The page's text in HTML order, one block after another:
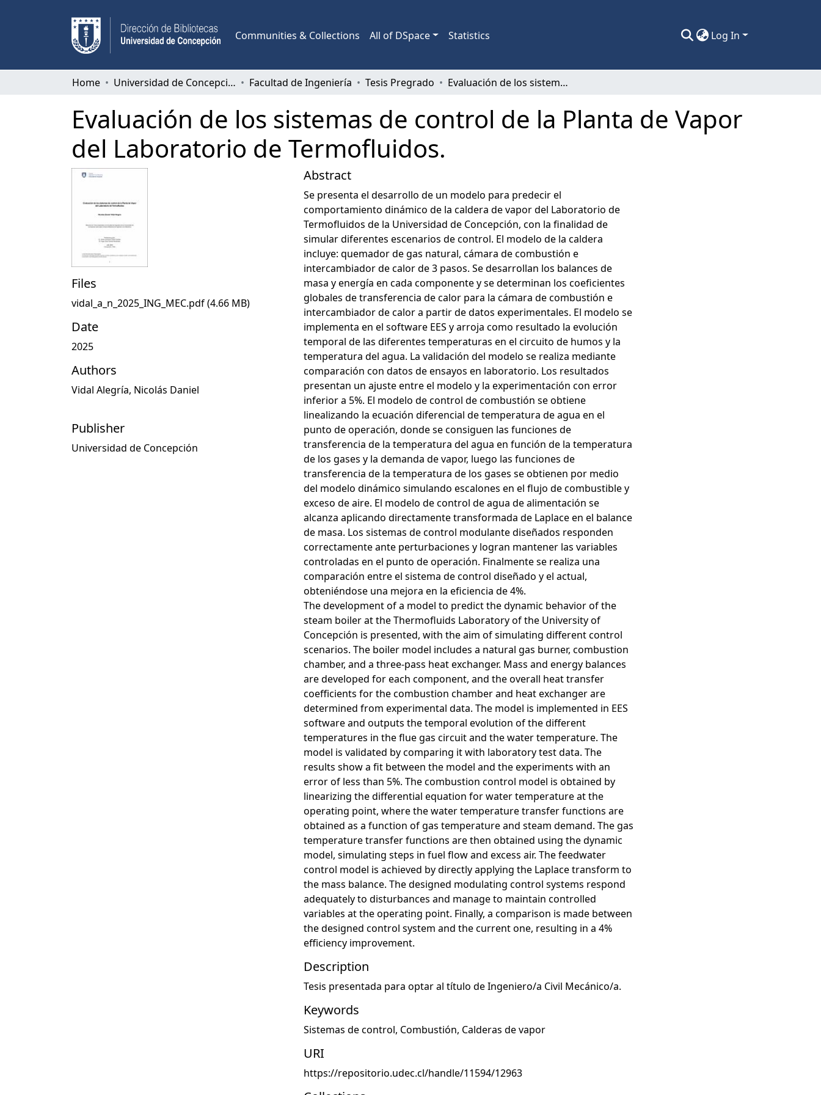
Communities & Collections All of DSpace Statistics Log In
Home Universidad de Concepción Facultad de Ingeniería Tesis Pregrado Evaluación de los sistemas de control de la Planta de Vapor del Laboratorio de Termofluidos.
Evaluación de los sistemas de control de la Planta de Vapor
del Laboratorio de Termofluidos.
Files
vidal_a_n_2025_ING_MEC.pdf(4.66 MB)
Date
2025
Authors
Vidal Alegría, Nicolás Daniel
Publisher
Universidad de Concepción
Abstract
Se presenta el desarrollo de un modelo para predecir el
comportamiento dinámico de la caldera de vapor del Laboratorio de
Termofluidos de la Universidad de Concepción, con la finalidad de
simular diferentes escenarios de control. El modelo de la caldera
incluye: quemador de gas natural, cámara de combustión e
intercambiador de calor de 3 pasos. Se desarrollan los balances de
masa y energía en cada componente y se determinan los coeficientes
globales de transferencia de calor para la cámara de combustión e
intercambiador de calor a partir de datos experimentales. El modelo se
implementa en el software EES y arroja como resultado la evolución
temporal de las diferentes temperaturas en el circuito de humos y la
temperatura del agua. La validación del modelo se realiza mediante
comparación con datos de ensayos en laboratorio. Los resultados
presentan un ajuste entre el modelo y la experimentación con error
inferior a 5%. El modelo de control de combustión se obtiene
linealizando la ecuación diferencial de temperatura de agua en el
punto de operación, donde se consiguen las funciones de
transferencia de la temperatura del agua en función de la temperatura
de los gases y la demanda de vapor, luego las funciones de
transferencia de la temperatura de los gases se obtienen por medio
del modelo dinámico simulando escalones en el flujo de combustible y
exceso de aire. El modelo de control de agua de alimentación se
alcanza aplicando directamente transformada de Laplace en el balance
de masa. Los sistemas de control modulante diseñados responden
correctamente ante perturbaciones y logran mantener las variables
controladas en el punto de operación. Finalmente se realiza una
comparación entre el sistema de control diseñado y el actual,
obteniéndose una mejora en la eficiencia de 4%.
The development of a model to predict the dynamic behavior of the
steam boiler at the Thermofluids Laboratory of the University of
Concepción is presented, with the aim of simulating different control
scenarios. The boiler model includes a natural gas burner, combustion
chamber, and a three-pass heat exchanger. Mass and energy balances
are developed for each component, and the overall heat transfer
coefficients for the combustion chamber and heat exchanger are
determined from experimental data. The model is implemented in EES
software and outputs the temporal evolution of the different
temperatures in the flue gas circuit and the water temperature. The
model is validated by comparing it with laboratory test data. The
results show a fit between the model and the experiments with an
error of less than 5%. The combustion control model is obtained by
linearizing the differential equation for water temperature at the
operating point, where the water temperature transfer functions are
obtained as a function of gas temperature and steam demand. The gas
temperature transfer functions are then obtained using the dynamic
model, simulating steps in fuel flow and excess air. The feedwater
control model is achieved by directly applying the Laplace transform to
the mass balance. The designed modulating control systems respond
adequately to disturbances and manage to maintain controlled
variables at the operating point. Finally, a comparison is made between
the designed control system and the current one, resulting in a 4%
efficiency improvement.
Description
Tesis presentada para optar al título de Ingeniero/a Civil Mecánico/a.
Keywords
Sistemas de control, Combustión, Calderas de vapor
URI
https://repositorio.udec.cl/handle/11594/12963